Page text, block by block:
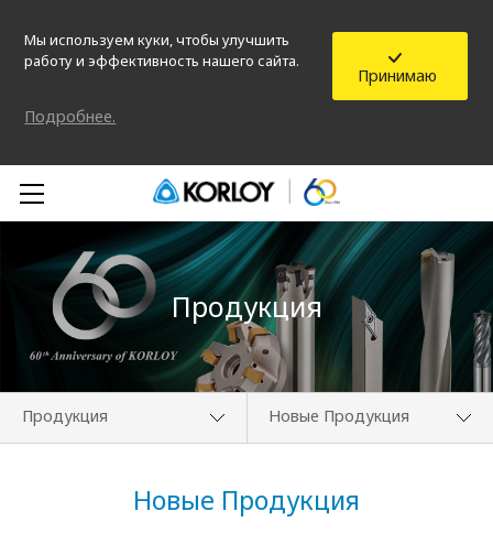
Мы используем куки, чтобы улучшить
работу и эффективность нашего сайта.
Принимаю
Подробнее.
Продукция
Продукция Новые Продукция
инструментах
Новые Продукция